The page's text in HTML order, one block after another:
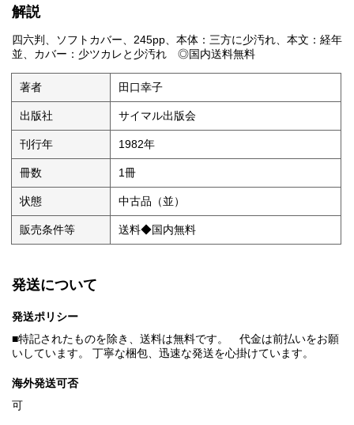
解説
四六判、ソフトカバー、245pp、本体：三方に少汚れ、本文：経年
並、カバー：少ツカレと少汚れ ◎国内送料無料
著者 田口幸子
出版社 サイマル出版会
刊行年 1982年
冊数 1冊
状態 中古品（並）
販売条件等 送料◆国内無料
発送について
発送ポリシー
■特記されたものを除き、送料は無料です。 代金は前払いをお願
いしています。 丁寧な梱包、迅速な発送を心掛けています。
海外発送可否
可